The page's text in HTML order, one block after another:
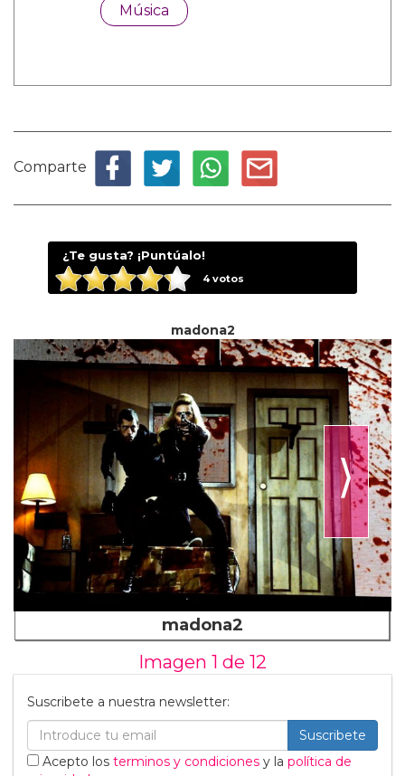
Música
Comparte
¿Te gusta? ¡Puntúalo!
4votos
madona2
⟩
madona2
Imagen 1 de 12
Suscribete a nuestra newsletter:
Suscribete
Acepto los terminos y condiciones y la política de